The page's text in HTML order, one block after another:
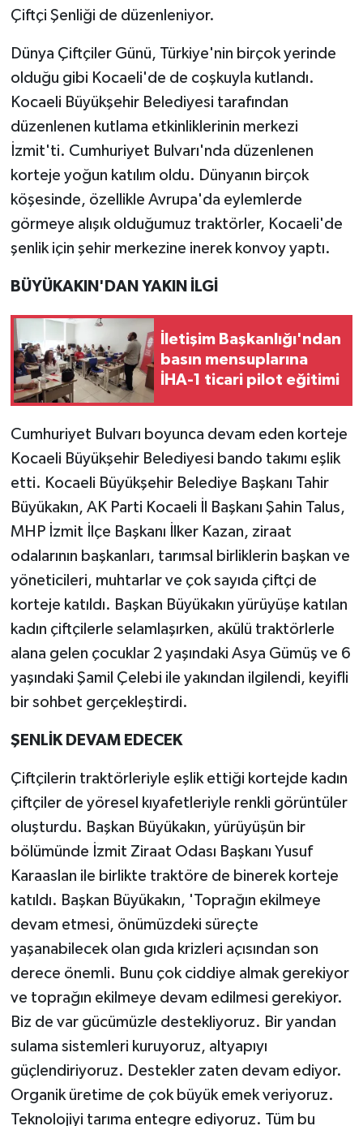
Çiftçi Şenliği de düzenleniyor.
Dünya Çiftçiler Günü, Türkiye'nin birçok yerinde
olduğu gibi Kocaeli'de de coşkuyla kutlandı.
Kocaeli Büyükşehir Belediyesi tarafından
düzenlenen kutlama etkinliklerinin merkezi
İzmit'ti. Cumhuriyet Bulvarı'nda düzenlenen
korteje yoğun katılım oldu. Dünyanın birçok
köşesinde, özellikle Avrupa'da eylemlerde
görmeye alışık olduğumuz traktörler, Kocaeli'de
şenlik için şehir merkezine inerek konvoy yaptı.
BÜYÜKAKIN'DAN YAKIN İLGİ
İletişim Başkanlığı'ndan
basın mensuplarına
İHA-1 ticari pilot eğitimi
Cumhuriyet Bulvarı boyunca devam eden korteje
Kocaeli Büyükşehir Belediyesi bando takımı eşlik
etti. Kocaeli Büyükşehir Belediye Başkanı Tahir
Büyükakın, AK Parti Kocaeli İl Başkanı Şahin Talus,
MHP İzmit İlçe Başkanı İlker Kazan, ziraat
odalarının başkanları, tarımsal birliklerin başkan ve
yöneticileri, muhtarlar ve çok sayıda çiftçi de
korteje katıldı. Başkan Büyükakın yürüyüşe katılan
kadın çiftçilerle selamlaşırken, akülü traktörlerle
alana gelen çocuklar 2 yaşındaki Asya Gümüş ve 6
yaşındaki Şamil Çelebi ile yakından ilgilendi, keyifli
bir sohbet gerçekleştirdi.
ŞENLİK DEVAM EDECEK
Çiftçilerin traktörleriyle eşlik ettiği kortejde kadın
çiftçiler de yöresel kıyafetleriyle renkli görüntüler
oluşturdu. Başkan Büyükakın, yürüyüşün bir
bölümünde İzmit Ziraat Odası Başkanı Yusuf
Karaaslan ile birlikte traktöre de binerek korteje
katıldı. Başkan Büyükakın, 'Toprağın ekilmeye
devam etmesi, önümüzdeki süreçte
yaşanabilecek olan gıda krizleri açısından son
derece önemli. Bunu çok ciddiye almak gerekiyor
ve toprağın ekilmeye devam edilmesi gerekiyor.
Biz de var gücümüzle destekliyoruz. Bir yandan
sulama sistemleri kuruyoruz, altyapıyı
güçlendiriyoruz. Destekler zaten devam ediyor.
Organik üretime de çok büyük emek veriyoruz.
Teknolojiyi tarıma entegre ediyoruz. Tüm bu